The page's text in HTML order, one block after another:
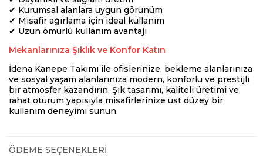
✔ Kurumsal alanlara uygun görünüm
✔ Misafir ağırlama için ideal kullanım
✔ Uzun ömürlü kullanım avantajı
Mekanlarınıza Şıklık ve Konfor Katın
İdena Kanepe Takımı ile ofislerinize, bekleme alanlarınıza
ve sosyal yaşam alanlarınıza modern, konforlu ve prestijli
bir atmosfer kazandırın. Şık tasarımı, kaliteli üretimi ve
rahat oturum yapısıyla misafirlerinize üst düzey bir
kullanım deneyimi sunun.
ÖDEME SEÇENEKLERI